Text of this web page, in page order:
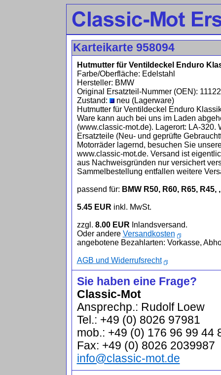
Karteikarte 958094
Hutmutter für Ventildeckel Enduro
Farbe/Oberfläche: Edelstahl
Hersteller: BMW
Original Ersatzteil-Nummer (OEN):
Zustand:
neu (Lagerware)
Hutmutter für Ventildeckel Enduro
Ware kann auch bei uns im Laden
(www.classic-mot.de). Lagerort: LA-320.
Ersatzteile (Neu- und geprüfte
Motorräder lagernd, besuchen Sie
www.classic-mot.de. Versand ist
aus Nachweisgründen nur versichert
Sammelbestellung entfallen weitere
passend für: BMW R50, R60, R65, R45,
5.45 EUR inkl. MwSt.
zzgl. 8.00 EUR Inlandsversand.
Oder andere Versandkosten
angebotene Bezahlarten: Vorkasse,
AGB und Widerrufsrecht
Sie haben eine Frage?
Classic-Mot
Ansprechp.: Rudolf Loew
Tel.: +49 (0) 8026 97981
mob.: +49 (0) 176 96 99 44
Fax: +49 (0) 8026 2039987
info@classic-mot.de